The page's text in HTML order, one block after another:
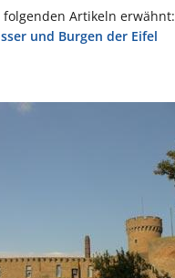
Artikeln erwähnt:
und Burgen der Eifel